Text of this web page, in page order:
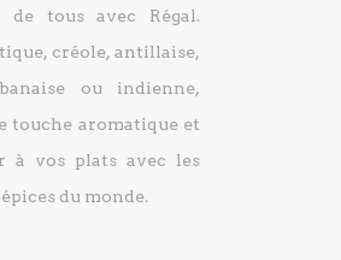
tous avec Régal.
créole, antillaise,
ou indienne,
touche aromatique et
à vos plats avec les
du monde.